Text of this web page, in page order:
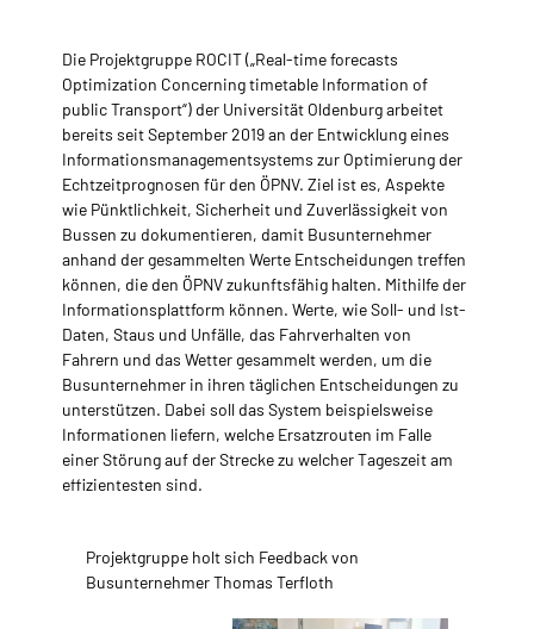
Die Projektgruppe ROCIT („Real-time forecasts
Optimization Concerning timetable Information of
public Transport“) der Universität Oldenburg arbeitet
bereits seit September 2019 an der Entwicklung eines
Informationsmanagementsystems zur Optimierung der
Echtzeitprognosen für den ÖPNV. Ziel ist es, Aspekte
wie Pünktlichkeit, Sicherheit und Zuverlässigkeit von
Bussen zu dokumentieren, damit Busunternehmer
anhand der gesammelten Werte Entscheidungen treffen
können, die den ÖPNV zukunftsfähig halten. Mithilfe der
Informationsplattform können. Werte, wie Soll- und Ist-
Daten, Staus und Unfälle, das Fahrverhalten von
Fahrern und das Wetter gesammelt werden, um die
Busunternehmer in ihren täglichen Entscheidungen zu
unterstützen. Dabei soll das System beispielsweise
Informationen liefern, welche Ersatzrouten im Falle
einer Störung auf der Strecke zu welcher Tageszeit am
effizientesten sind.
Projektgruppe holt sich Feedback von
Busunternehmer Thomas Terfloth